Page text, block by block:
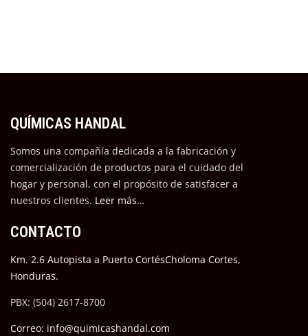
QUÍMICAS HANDAL
Somos una compañía dedicada a la fabricación y
comercialización de productos para el cuidado del
hogar y personal, con el propósito de satisfacer a
nuestros clientes. Leer más…
CONTACTO
Km. 2.6 Autopista a Puerto CortésCholoma Cortes,
Honduras.
PBX: (504) 2617-8700
Correo: info@quimicashandal.com